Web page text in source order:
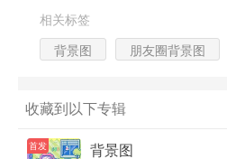
相关标签
背景图 朋友圈背景图
收藏到以下专辑
首发 背景图